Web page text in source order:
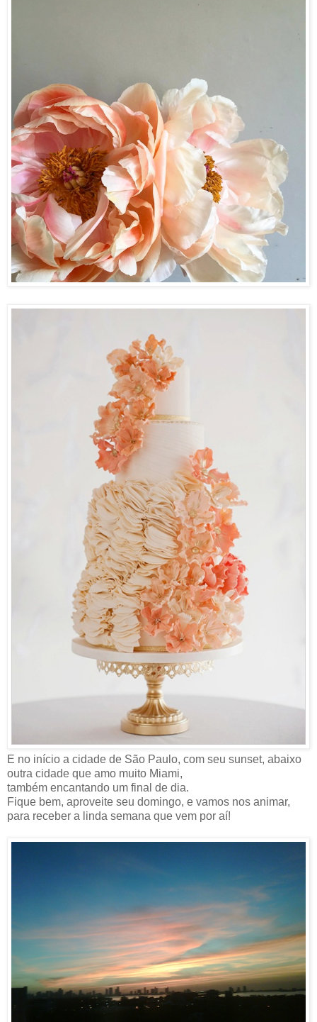
E no início a cidade de São Paulo, com seu sunset, abaixo
outra cidade que amo muito Miami,
também encantando um final de dia.
Fique bem, aproveite seu domingo, e vamos nos animar,
para receber a linda semana que vem por aí!